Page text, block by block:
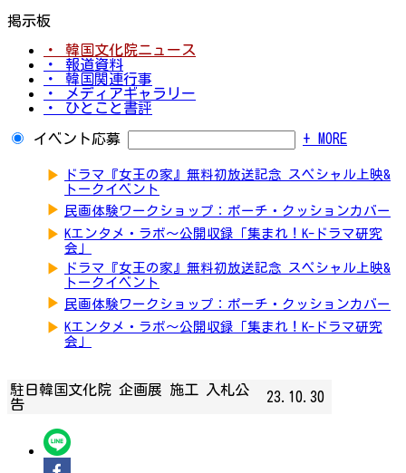
掲示板
・ 韓国文化院ニュース
・ 報道資料
・ 韓国関連行事
・ メディアギャラリー
・ ひとこと書評
イベント応募 + MORE
▶
ドラマ『女王の家』無料初放送記念 スペシャル上映&
トークイベント
▶ 民画体験ワークショップ：ポーチ・クッションカバー
▶ Kエンタメ・ラボ～公開収録「集まれ！K-ドラマ研究
会」
▶
ドラマ『女王の家』無料初放送記念 スペシャル上映&
トークイベント
▶ 民画体験ワークショップ：ポーチ・クッションカバー
▶ Kエンタメ・ラボ～公開収録「集まれ！K-ドラマ研究
会」
駐日韓国文化院 企画展 施工 入札公
告
23.10.30